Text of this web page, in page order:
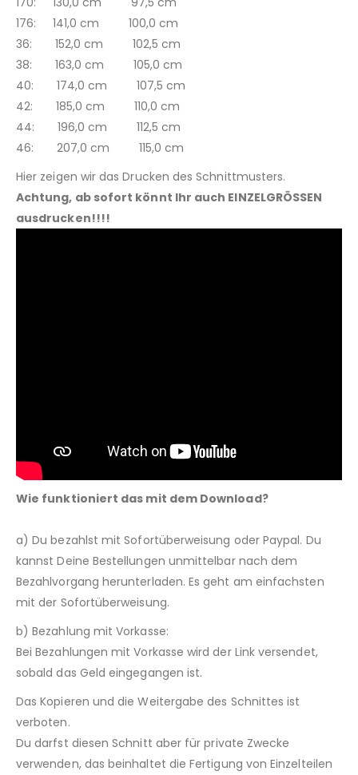
176: 141,0 cm 100,0 cm
36: 152,0 cm 102,5 cm
38: 163,0 cm 105,0 cm
40: 174,0 cm 107,5 cm
42: 185,0 cm 110,0 cm
44: 196,0 cm 112,5 cm
46: 207,0 cm 115,0 cm
Hier zeigen wir das Drucken des Schnittmusters.
Achtung, ab sofort könnt Ihr auch EINZELGRÖSSEN
ausdrucken!!!!
Wie funktioniert das mit dem Download?
a) Du bezahlst mit Sofortüberweisung oder Paypal. Du
kannst Deine Bestellungen unmittelbar nach dem
Bezahlvorgang herunterladen. Es geht am einfachsten
mit der Sofortüberweisung.
b) Bezahlung mit Vorkasse:
Bei Bezahlungen mit Vorkasse wird der Link versendet,
sobald das Geld eingegangen ist.
Das Kopieren und die Weitergabe des Schnittes ist
verboten.
Du darfst diesen Schnitt aber für private Zwecke
verwenden, das beinhaltet die Fertigung von Einzelteilen